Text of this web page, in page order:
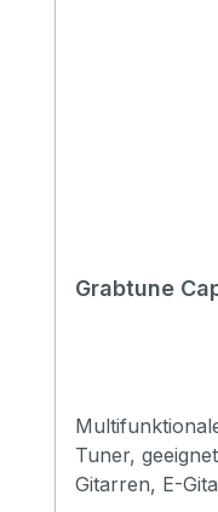
Grabtune
Tuner,
Gitarren, E-